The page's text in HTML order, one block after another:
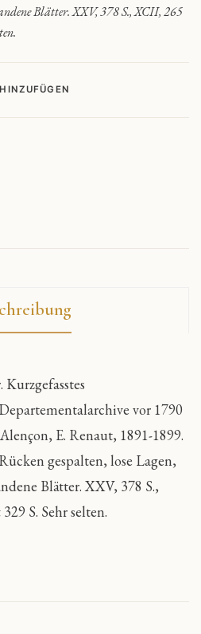
Blätter. XXV, 378 S., XCII, 265
vor 1790
E. Renaut, 1891-1899.
gespalten, lose Lagen,
Blätter. XXV, 378 S.,
S. Sehr selten.